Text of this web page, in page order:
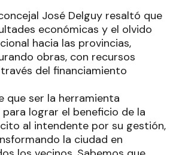
José Delguy resaltó que
económicas y el olvido
hacia las provincias,
obras, con recursos
del financiamiento
que ser la herramienta
lograr el beneficio de la
al intendente por su gestión,
la ciudad en